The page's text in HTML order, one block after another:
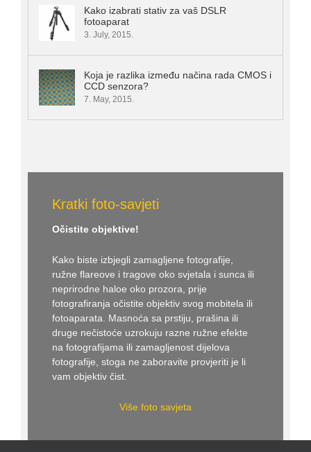
Kako izabrati stativ za vaš DSLR
fotoaparat
3. July, 2015.
Koja je razlika između načina rada CMOS i
CCD senzora?
7. May, 2015.
Kratki foto-savjeti
Očistite objektive!
Kako biste izbjegli zamagljene fotografije,
ružne flareove i tragove oko svjetala i sunca ili
neprirodne haloe oko prozora, prije
fotografiranja očistite objektiv svog mobitela ili
fotoaparata. Masnoća sa prstiju, prašina ili
druge nečistoće uzrokuju razne ružne efekte
na fotografijama ili zamagljenost dijelova
fotografije, stoga ne zaboravite provjeriti je li
vam objektiv čist.
Više foto savjeta